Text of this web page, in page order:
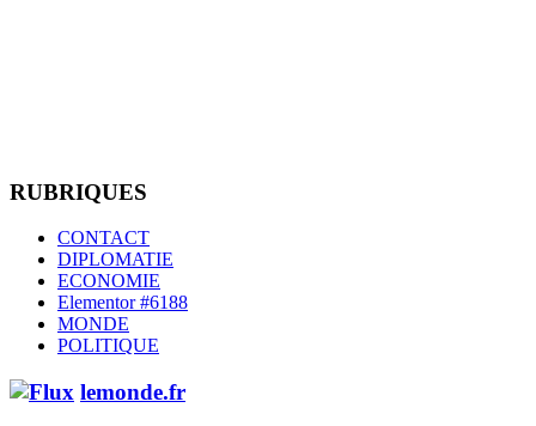
RUBRIQUES
CONTACT
DIPLOMATIE
ECONOMIE
Elementor #6188
MONDE
POLITIQUE
lemonde.fr